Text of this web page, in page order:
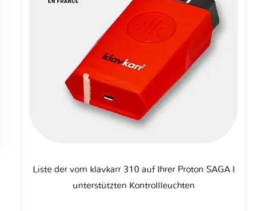
Liste der vom klavkarr 310 auf Ihrer Proton SAGA I
unterstützten Kontrollleuchten